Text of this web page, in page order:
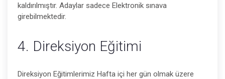
kaldırılmıştır. Adaylar sadece Elektronik sınava
girebilmektedir.
4. Direksiyon Eğitimi
Direksiyon Eğitimlerimiz Hafta içi her gün olmak üzere